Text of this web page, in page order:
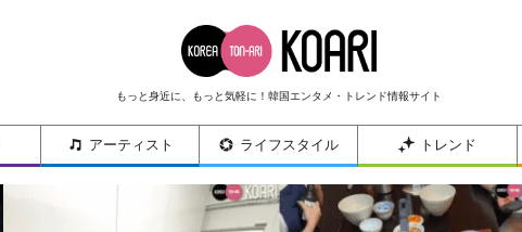
もっと身近に、もっと気軽に！韓国エンタメ・トレンド情報サイト
アーティスト ライフスタイル トレンド